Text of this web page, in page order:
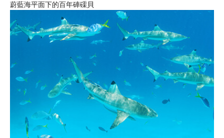
蔚藍海平面下的百年硨磲貝